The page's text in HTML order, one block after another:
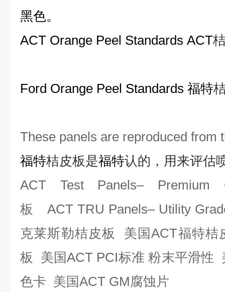
黑色。
ACT Orange Peel Standards ACT
Ford Orange Peel Standards 福特
These panels are reproduced from
福特桔皮板是福特认的，用来评估
ACT Test Panels–
板
ACT TRU Panels– Utility
克莱斯勒桔皮板 美国ACT福特桔
板 美国ACT PCI标准 粉末平滑性
色卡 美国ACT GM腐蚀片